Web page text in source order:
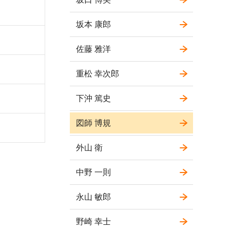
坂本 康郎
佐藤 雅洋
重松 幸次郎
下沖 篤史
図師 博規
外山 衛
中野 一則
永山 敏郎
野崎 幸士